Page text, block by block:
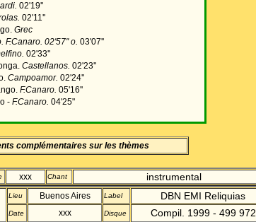
02'19''
02'11''
Grec
F.Canaro. 02'57'' o. 03'07''
02'33''
Castellanos. 02'23''
Campoamor. 02'24''
F.Canaro. 05'16''
- F.Canaro. 04'25"
complémentaires sur les thèmes
xxx Chant instrumental
Lieu Buenos Aires Label DBN EMI Reliquias
Date xxx Disque
Compil. 1999 - 499 972